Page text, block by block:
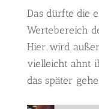
Das dürfte die
Wertebereich
Hier wird
vielleicht ahnt
das später